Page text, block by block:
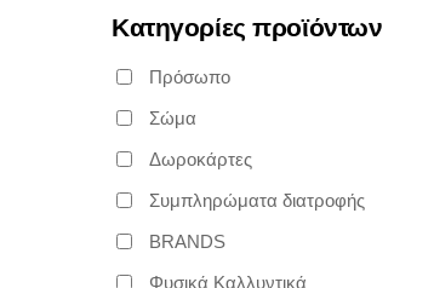
Κατηγορίες προϊόντων
Πρόσωπο
Σώμα
Δωροκάρτες
Συμπληρώματα διατροφής
BRANDS
Φυσικά Καλλυντικά